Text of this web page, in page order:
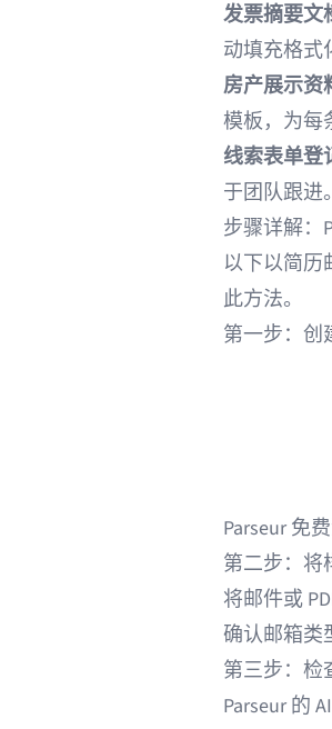
发票摘要文
动填充格式
房产展示资
模板，为每
线索表单登
于团队跟进
步骤详解：
以下以简历
此方法。
第一步：创
Parseur 免
第二步：将
将邮件或
确认邮箱类
第三步：检
Parseur 的